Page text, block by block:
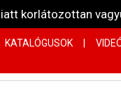
korlátozottan
KATALÓGUSOK